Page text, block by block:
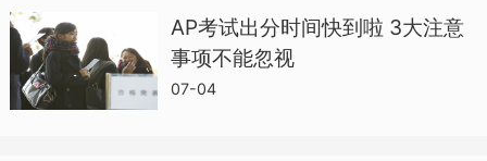
AP考试出分时间快到啦 3大注意
事项不能忽视
07-04